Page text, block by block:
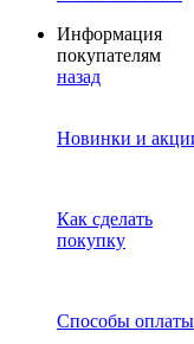
Информация
покупателям
назад
Новинки и
Как сделать
покупку
Способы оплаты